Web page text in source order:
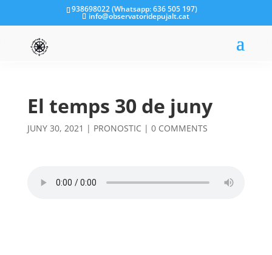
938698022 (Whatsapp: 636 505 197)
info@observatoridepujalt.cat
El temps 30 de juny
JUNY 30, 2021 | PRONOSTIC | 0 COMMENTS